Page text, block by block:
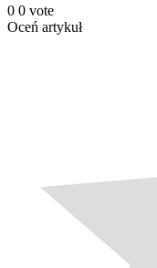
0 0 vote
Oceń artykuł